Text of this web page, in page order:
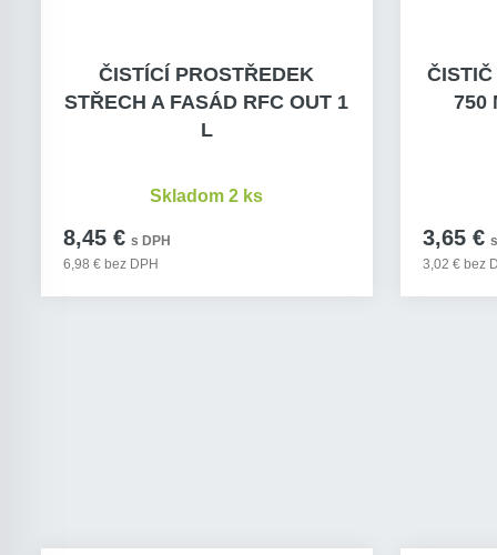
ČISTÍCÍ PROSTŘEDEK
STŘECH A FASÁD RFC OUT 1
L
8,45 € s DPH
6,98 € bez DPH
Skladom 2 ks
750
3,65 €
3,02 € bez